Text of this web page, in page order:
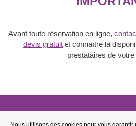
Avant toute réservation en ligne,
devis gratuit et connaître la
prestataires de votre
© 2006 - 2026 BFL
Nous utilisons des cookies pour vous